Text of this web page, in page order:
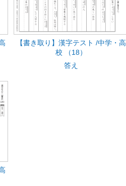
【書き取り】漢字テスト /中学・高
校 （18）
答え